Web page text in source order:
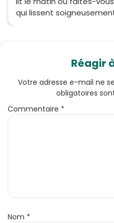
qui lissent
Réagir
Votre adresse e-mail ne
obligatoires
Commentaire *
Nom *